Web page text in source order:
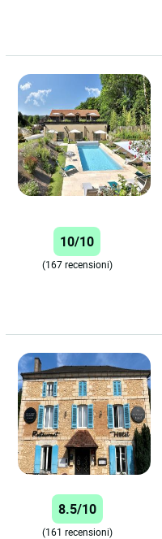
10/10
(167 recensioni)
8.5/10
(161 recensioni)